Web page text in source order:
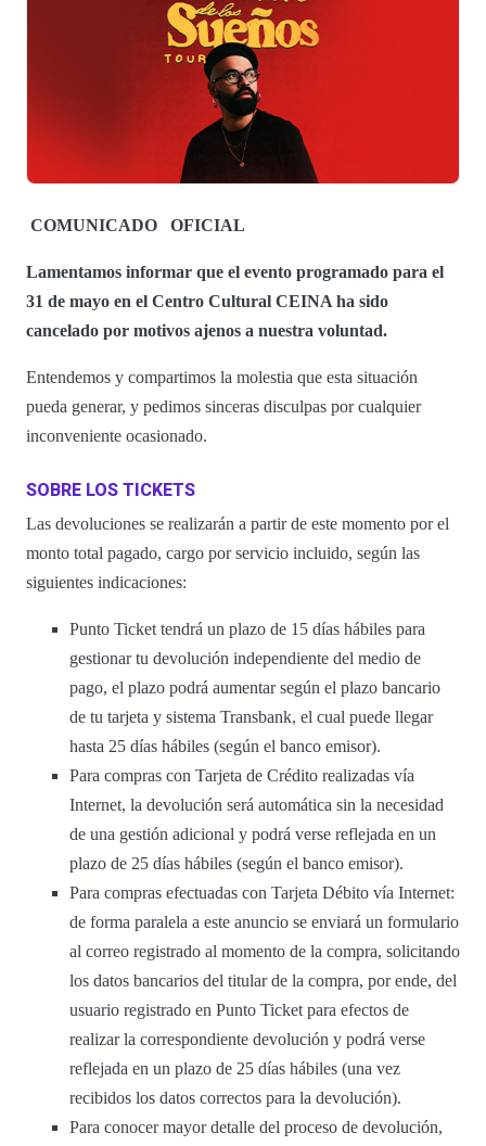
COMUNICADO OFICIAL
Lamentamos informar que el evento programado para el
31 de mayo en el Centro Cultural CEINA ha sido
cancelado por motivos ajenos a nuestra voluntad.
Entendemos y compartimos la molestia que esta situación
pueda generar, y pedimos sinceras disculpas por cualquier
inconveniente ocasionado.
SOBRE LOS TICKETS
Las devoluciones se realizarán a partir de este momento por el
monto total pagado, cargo por servicio incluido, según las
siguientes indicaciones:
Punto Ticket tendrá un plazo de 15 días hábiles para
gestionar tu devolución independiente del medio de
pago, el plazo podrá aumentar según el plazo bancario
de tu tarjeta y sistema Transbank, el cual puede llegar
hasta 25 días hábiles (según el banco emisor).
Para compras con Tarjeta de Crédito realizadas vía
Internet, la devolución será automática sin la necesidad
de una gestión adicional y podrá verse reflejada en un
plazo de 25 días hábiles (según el banco emisor).
Para compras efectuadas con Tarjeta Débito vía Internet:
de forma paralela a este anuncio se enviará un formulario
al correo registrado al momento de la compra, solicitando
los datos bancarios del titular de la compra, por ende, del
usuario registrado en Punto Ticket para efectos de
realizar la correspondiente devolución y podrá verse
reflejada en un plazo de 25 días hábiles (una vez
recibidos los datos correctos para la devolución).
Para conocer mayor detalle del proceso de devolución,